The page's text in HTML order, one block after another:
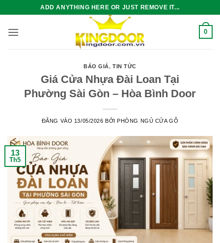
nội
ADD ANYTHING HERE OR JUST REMOVE IT...
0
BÁO GIÁ,TIN TỨC
Giá Cửa Nhựa Đài Loan Tại
Phường Sài Gòn – Hòa Bình Door
ĐĂNG VÀO 13/05/2026 BỞIPHÒNG NGỦ CỬA GỖ
13
Th5